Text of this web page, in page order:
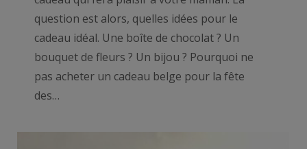
question est alors, quelles idées pour le
cadeau idéal. Une boîte de chocolat ? Un
bouquet de fleurs ? Un bijou ? Pourquoi ne
pas acheter un cadeau belge pour la fête
des…